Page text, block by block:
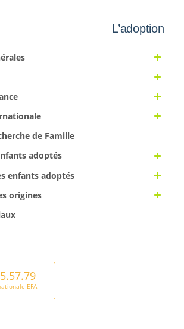
L’adoption
de Famille
adoptés
enfants adoptés
origines
EFA